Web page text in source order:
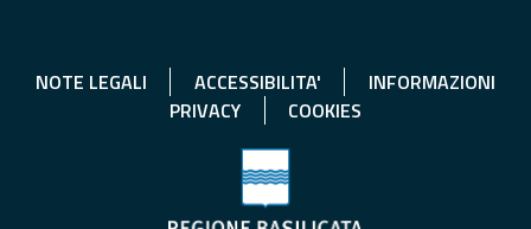
NOTE LEGALI ACCESSIBILITA'
INFORMAZIONI
PRIVACY
COOKIES